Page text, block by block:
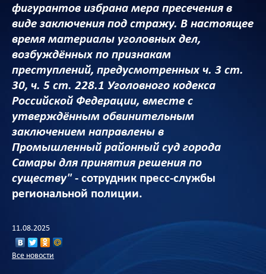
фигурантов избрана мера пресечения в
виде заключения под стражу. В настоящее
время материалы уголовных дел,
возбуждённых по признакам
преступлений, предусмотренных ч. 3 ст.
30, ч. 5 ст. 228.1 Уголовного кодекса
Российской Федерации, вместе с
утверждённым обвинительным
заключением направлены в
Промышленный районный суд города
Самары для принятия решения по
существу" - сотрудник пресс-службы
региональной полиции.
11.08.2025
Все новости